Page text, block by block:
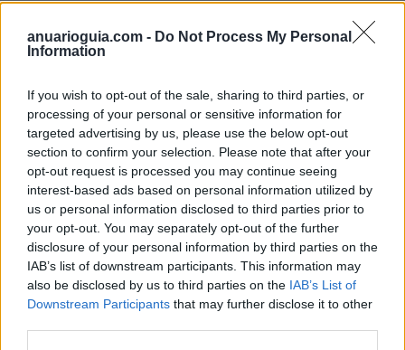
anuarioguia.com - Do Not Process My Personal
Information
If you wish to opt-out of the sale, sharing to third parties, or
processing of your personal or sensitive information for
targeted advertising by us, please use the below opt-out
section to confirm your selection. Please note that after your
opt-out request is processed you may continue seeing
interest-based ads based on personal information utilized by
us or personal information disclosed to third parties prior to
your opt-out. You may separately opt-out of the further
disclosure of your personal information by third parties on the
IAB’s list of downstream participants. This information may
also be disclosed by us to third parties on the IAB’s List of
Downstream Participants that may further disclose it to other
Empresas destacadas en
8255